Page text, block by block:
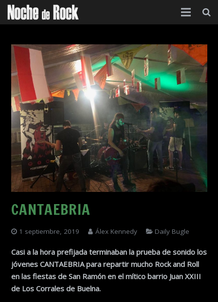
Categorías
Agenda
Foro
Contacto
Acerca de
CANTAEBRIA
1 septiembre, 2019 Álex Kennedy Daily Bugle
Casi a la hora prefijada terminaban la prueba de sonido los
jóvenes CANTAEBRIA para repartir mucho Rock and Roll
en las fiestas de San Ramón en el mítico barrio Juan XXIII
de Los Corrales de Buelna.